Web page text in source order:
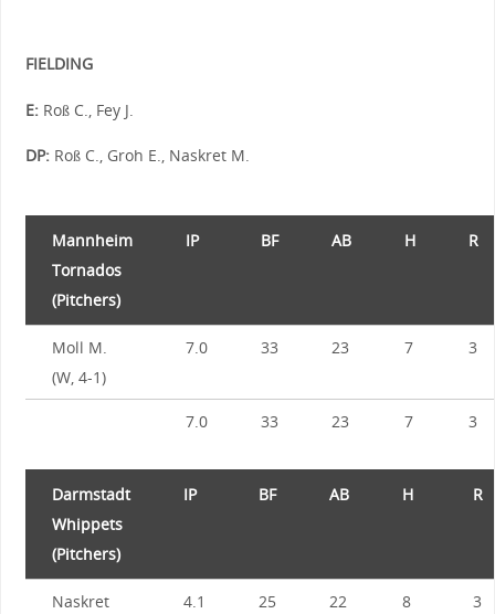
FIELDING
E:Roß C., Fey J.
DP:Roß C., Groh E., Naskret M.
Mannheim
Tornados
(Pitchers)
IP BF AB H R
Moll M.
(W, 4-1)
7.0 33 23 7 3
7.0 33 23 7 3
Darmstadt
Whippets
(Pitchers)
IP BF AB H R
Naskret
4.1 25 22 8 3